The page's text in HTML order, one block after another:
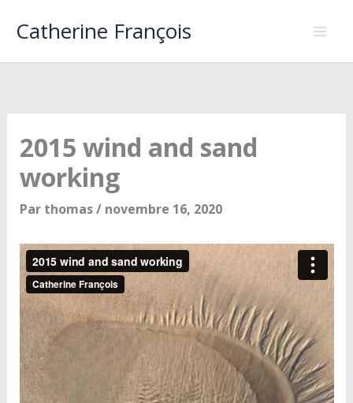
Catherine François
2015 wind and sand
working
Par thomas/ novembre 16, 2020